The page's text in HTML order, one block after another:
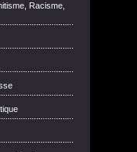
Racisme,